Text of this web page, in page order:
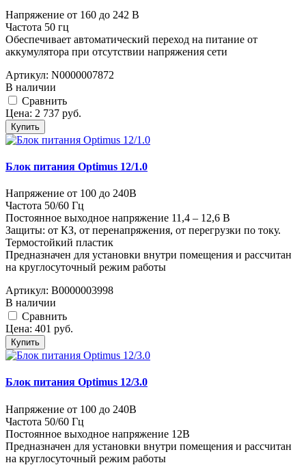
Напряжение от 160 до 242 В
Частота 50 гц
Обеспечивает автоматический переход на питание от
аккумулятора при отсутствии напряжения сети
Артикул: N0000007872
В наличии
Cравнить
Цена: 2 737 руб.
Купить
Блок питания Optimus 12/1.0
Напряжение от 100 до 240В
Частота 50/60 Гц
Постоянное выходное напряжение 11,4 – 12,6 В
Защиты: от КЗ, от перенапряжения, от перегрузки по току.
Термостойкий пластик
Предназначен для установки внутри помещения и рассчитан
на круглосуточный режим работы
Артикул: В0000003998
В наличии
Cравнить
Цена: 401 руб.
Купить
Блок питания Optimus 12/3.0
Напряжение от 100 до 240В
Частота 50/60 Гц
Постоянное выходное напряжение 12В
Предназначен для установки внутри помещения и рассчитан
на круглосуточный режим работы